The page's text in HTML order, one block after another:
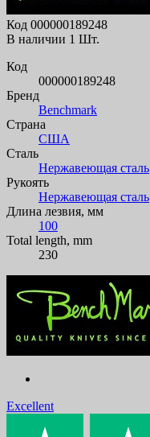
Код 000000189248
В наличии 1 Шт.
Код
000000189248
Бренд
Benchmark
Страна
США
Сталь
Нержавеющая сталь
Рукоять
Нержавеющая сталь
Длина лезвия, мм
100
Total length, mm
230
Excellent